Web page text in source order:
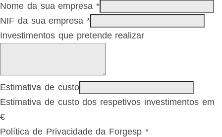
Nome da sua empresa*
NIF da sua empresa*
Investimentos que pretende realizar
Estimativa de custo
Estimativa de custo dos respetivos investimentos em
€
Política de Privacidade da Forgesp *